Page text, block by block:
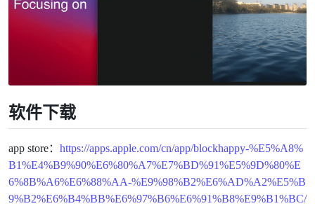
软件下载
app store： https://apps.apple.com/cn/app/blockhappy-%E5%A8%
B1%E4%B9%90%E6%80%A7%E7%BD%91%E5%9D%80%E
6%8B%A6%E6%88%AA-%E9%98%B2%E6%AD%A2%E5%B
9%B2%E6%B4%BB%E6%97%B6%E6%91%B8%E9%B1%BC/